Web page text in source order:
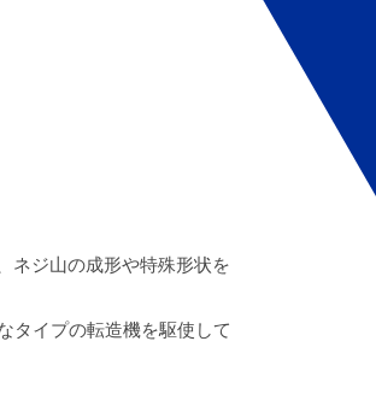
ネジ山の成形や特殊形状を
タイプの転造機を駆使して